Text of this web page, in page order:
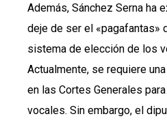
Además, Sánchez Serna ha
deje de ser el «pagafantas»
sistema de elección de los
Actualmente, se requiere
en las Cortes Generales
vocales. Sin embargo, el